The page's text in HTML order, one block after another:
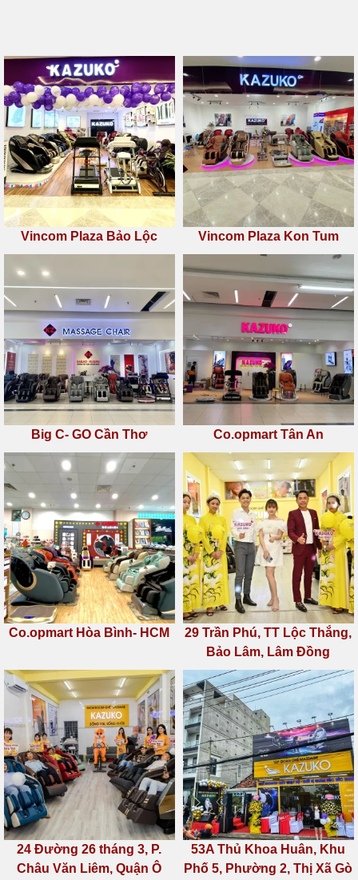
Vincom Plaza Bảo Lộc Vincom Plaza Kon Tum
Big C- GO Cần Thơ Co.opmart Tân An
Co.opmart Hòa Bình- HCM
29 Trần Phú, TT Lộc Thắng,
Bảo Lâm, Lâm Đồng
24 Đường 26 tháng 3, P.
Châu Văn Liêm, Quận Ô
53A Thủ Khoa Huân, Khu
Phố 5, Phường 2, Thị Xã Gò